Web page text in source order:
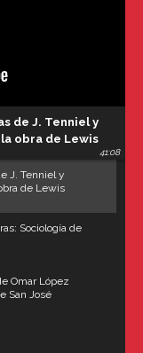
de J. Tenniel y
obra de Lewis
41:08
J. Tenniel y
de Lewis
Sociología de
Omar López
San José